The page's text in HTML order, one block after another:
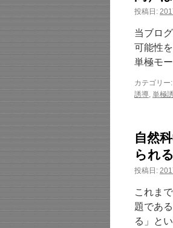
投稿日:
当ブロ
可能性
単極モ
カテゴリー:
誘導, 単極
自然
られる
投稿日:
これま
題であ
る」と